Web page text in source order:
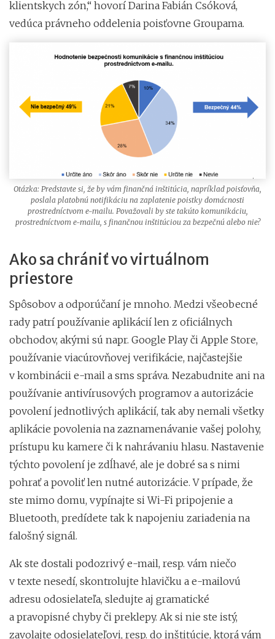
klientskych zón,“ hovorí Darina Fabián Csóková,
vedúca právneho oddelenia poisťovne Groupama.
Otázka: Predstavte si, že by vám finančná inštitúcia, napríklad poisťovňa,
poslala platobnú notifikáciu na zaplatenie poistky domácnosti
prostredníctvom e-mailu. Považovali by ste takúto komunikáciu,
prostredníctvom e-mailu, s finančnou inštitúciou za bezpečnú alebo nie?
Ako sa chrániť vo virtuálnom
priestore
Spôsobov a odporúčaní je mnoho. Medzi všeobecné
rady patrí používanie aplikácií len z oficiálnych
obchodov, akými sú napr. Google Play či Apple Store,
používanie viacúrovňovej verifikácie, najčastejšie
v kombinácii e-mail a sms správa. Nezabudnite ani na
používanie antivírusových programov a autorizácie
povolení jednotlivých aplikácií, tak aby nemali všetky
aplikácie povolenia na zaznamenávanie vašej polohy,
prístupu ku kamere či k nahrávaniu hlasu. Nastavenie
týchto povolení je zdĺhavé, ale je dobré sa s nimi
pohrať a povoliť len nutné autorizácie. V prípade, že
ste mimo domu, vypínajte si Wi-Fi pripojenie a
Bluetooth, predídete tak k napojeniu zariadenia na
falošný signál.
Ak ste dostali podozrivý e-mail, resp. vám niečo
v texte nesedí, skontrolujte hlavičku a e-mailovú
adresu odosielateľa, sledujte aj gramatické
a pravopisné chyby či preklepy. Ak si nie ste istý,
zavolajte odosielateľovi, resp. do inštitúcie, ktorá vám